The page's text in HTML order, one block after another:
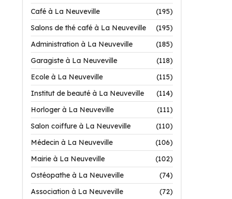
Café à La Neuveville
(195)
Salons de thé café à La Neuveville
(195)
Administration à La Neuveville
(185)
Garagiste à La Neuveville
(118)
Ecole à La Neuveville
(115)
Institut de beauté à La Neuveville
(114)
Horloger à La Neuveville
(111)
Salon coiffure à La Neuveville
(110)
Médecin à La Neuveville
(106)
Mairie à La Neuveville
(102)
Ostéopathe à La Neuveville
(74)
Association à La Neuveville
(72)